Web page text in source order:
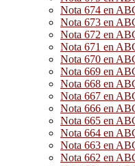
Nota 674 en
Nota 673 en
Nota 672 en
Nota 671 en
Nota 670 en
Nota 669 en
Nota 668 en
Nota 667 en
Nota 666 en
Nota 665 en
Nota 664 en
Nota 663 en
Nota 662 en